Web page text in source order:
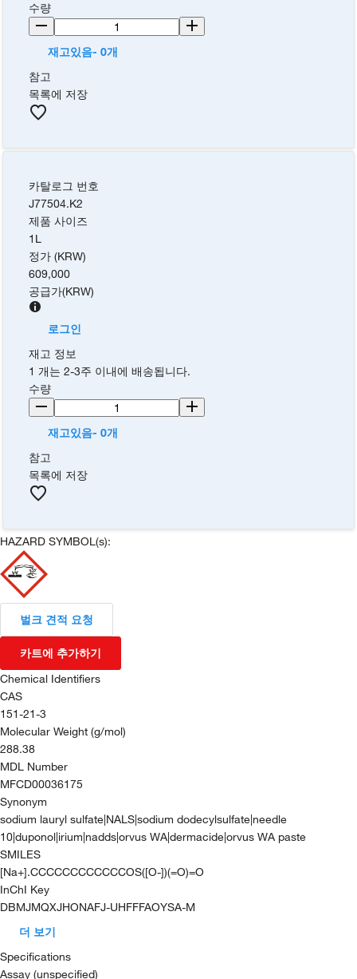
수량
재고있음- 0개
참고
목록에 저장
카탈로그 번호
J77504.K2
제품 사이즈
1L
정가 (KRW)
609,000
공급가(KRW)
로그인
재고 정보
1 개는 2-3주 이내에 배송됩니다.
수량
재고있음- 0개
참고
목록에 저장
HAZARD SYMBOL(s):
벌크 견적 요청
카트에 추가하기
Chemical Identifiers
CAS
151-21-3
Molecular Weight (g/mol)
288.38
MDL Number
MFCD00036175
Synonym
sodium lauryl sulfate|NALS|sodium dodecylsulfate|needle
10|duponol|irium|nadds|orvus WA|dermacide|orvus WA paste
SMILES
[Na+].CCCCCCCCCCCCOS([O-])(=O)=O
InChI Key
DBMJMQXJHONAFJ-UHFFFAOYSA-M
더 보기
Specifications
Assay (unspecified)